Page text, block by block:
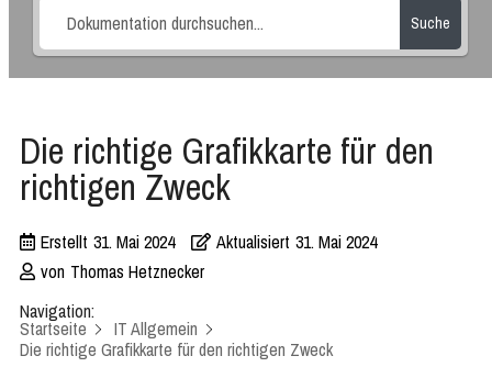
Suche
Die richtige Grafikkarte für den
richtigen Zweck
Erstellt 31. Mai 2024 Aktualisiert 31. Mai 2024
von Thomas Hetznecker
Navigation:
Startseite
IT Allgemein
Die richtige Grafikkarte für den richtigen Zweck